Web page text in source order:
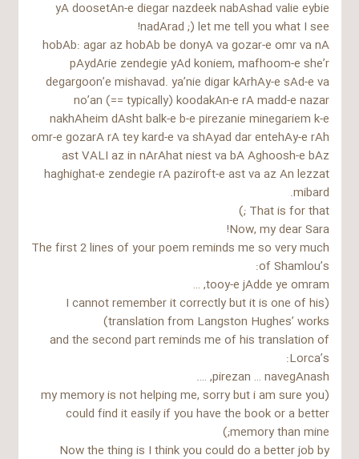
yA doosetAn-e diegar nazdeek nabAshad valie eybie
nadArad ;) let me tell you what I see!
hobAb: agar az hobAb be donyA va gozar-e omr va nA
pAydArie zendegie yAd koniem, mafhoom-e she’r
degargoon’e mishavad. ya’nie digar kArhAy-e sAd-e va
no’an (== typically) koodakAn-e rA madd-e nazar
nakhAheim dAsht balk-e b-e pirezanie minegariem k-e
omr-e gozarA rA tey kard-e va shAyad dar entehAy-e rAh
ast VALI az in nArAhat niest va bA Aghoosh-e bAz
haghighat-e zendegie rA paziroft-e ast va az An lezzat
mibard.
That is for that ;)
Now, my dear Sara!
The first 2 lines of your poem reminds me so very much
of Shamlou’s:
tooy-e jAdde ye omram, …
(I cannot remember it correctly but it is one of his
translation from Langston Hughes’ works)
and the second part reminds me of his translation of
Lorca’s:
pirezan … navegAnash, ….
(my memory is not helping me, sorry but i am sure you
could find it easily if you have the book or a better
memory than mine;)
Now the thing is I think you could do a better job by